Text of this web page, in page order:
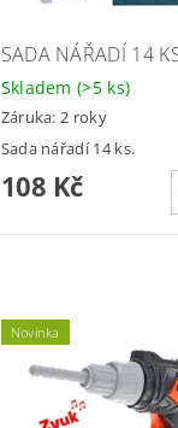
SADA NÁŘADÍ 14
Skladem(>5 ks)
Záruka: 2 roky
Sada nářadí 14 ks.
108 Kč
Novinka